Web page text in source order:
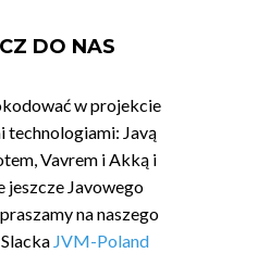
DO NAS
w projekcie
technologiami: Javą
Vavrem i Akką i
jeszcze Javowego
na naszego
JVM-Poland